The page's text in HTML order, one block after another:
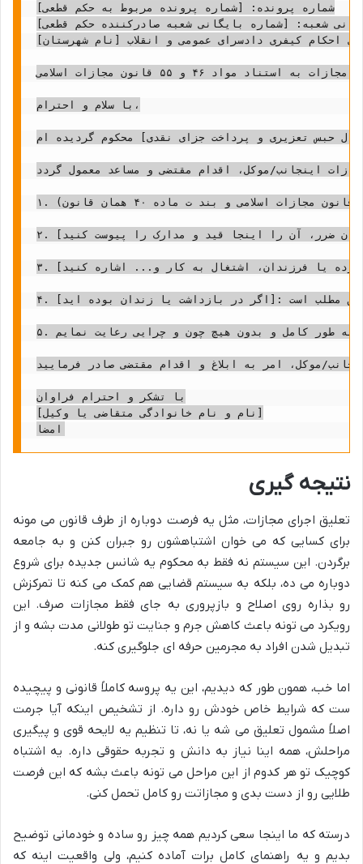
شماره پرونده: [شماره پرونده مربوط به حکم قطعی]
شعبه: [شماره بایگانی شعبه صادرکننده حکم قطعی]
احکام کیفری دادسرای عمومی و انقلاب [نام شهرستان]
موضوع: درخواست تعلیق اجرای مجازات به استناد مواد ۴۶ و ۵۵ قانون مجازات اسلامی
با سلام و احترام،
حبس تعزیری و پرداخت جزای نقدی] محکوم گردیده ام.
اینجانب/موکل، اقدام مقتضی و مساعد معمول گردد:
بوده و در طول زندگی خود همواره سعی در رعایت قوانین و موازین شرعی و عرفی داشته ام. هیچ گاه به مجازات های حدی، قصاص، یا تعزیری درجه یک تا پنج محکوم نشده ام که مانع تعلیق شود (با استناد به ماده ۵۵ قانون مجازات اسلامی و بند ت ماده ۴۰ همان قانون).
ضرر، آن را اینجا قید و مدارک را پیوست کنید].
یا فرزندان، اشتغال به کار و... اشاره کنید].
مطلب است.
طور کامل و بدون هیچ چون و چرایی رعایت نمایم.
یا قسمتی از مجازات [نوع مجازات، مثلاً حبس] اینجانب/موکل، امر به ابلاغ و اقدام مقتضی صادر فرمایید.
با تشکر و احترام فراوان
[نام و نام خانوادگی متقاضی یا وکیل]
نتیجه گیری
تعلیق اجرای مجازات، مثل یه فرصت دوباره از طرف قانون می مونه
برای کسایی که می خوان اشتباهشون رو جبران کنن و به جامعه
برگردن. این سیستم نه فقط به محکوم یه شانس جدیده برای شروع
دوباره می ده، بلکه به سیستم قضایی هم کمک می کنه تا تمرکزش
رو بذاره روی اصلاح و بازپروری به جای فقط مجازات صرف. این
رویکرد می تونه باعث کاهش جرم و جنایت تو طولانی مدت بشه و از
تبدیل شدن افراد به مجرمین حرفه ای جلوگیری کنه.
اما خب، همون طور که دیدیم، این یه پروسه کاملاً قانونی و پیچیده
ست که شرایط خاص خودش رو داره. از تشخیص اینکه آیا جرمت
اصلاً مشمول تعلیق می شه یا نه، تا تنظیم یه لایحه قوی و پیگیری
مراحلش، همه اینا نیاز به دانش و تجربه حقوقی داره. یه اشتباه
کوچیک تو هر کدوم از این مراحل می تونه باعث بشه که این فرصت
طلایی رو از دست بدی و مجازاتت رو کامل تحمل کنی.
درسته که ما اینجا سعی کردیم همه چیز رو ساده و خودمانی توضیح
بدیم و یه راهنمای کامل برات آماده کنیم، ولی واقعیت اینه که